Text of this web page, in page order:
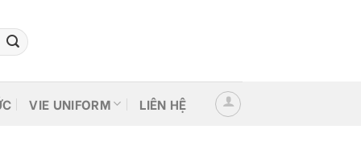
VIE UNIFORM LIÊN HỆ